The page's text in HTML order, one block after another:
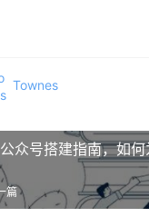
Townes
众号搭建指南，如
篇